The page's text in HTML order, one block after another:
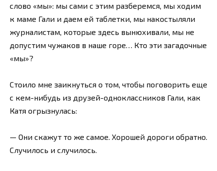
слово «мы»: мы сами с этим разберемся, мы ходим
к маме Гали и даем ей таблетки, мы накостыляли
журналистам, которые здесь вынюхивали, мы не
допустим чужаков в наше горе… Кто эти загадочные
«мы»?
Стоило мне заикнуться о том, чтобы поговорить еще
с кем-нибудь из друзей-одноклассников Гали, как
Катя огрызнулась:
— Они скажут то же самое. Хорошей дороги обратно.
Случилось и случилось.